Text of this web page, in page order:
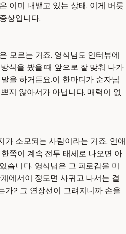
이미 내뱉고 있는 상태. 이게 버릇
상입니다.
모르는 거죠. 영식님도 인터뷰에
식을 봤을 때 앞으로 잘 맞춰 나가
을 하거든요.이 한마디가 순자님
지 않아서가 아닙니다. 매력이 없
가 소모되는 사람이라는 거죠. 연애
쪽이 계속 전투 태세로 나오면 아
습니다. 영식님은 그 피로감을 미
에서이 정도면 사귀고 나서는 결
가? 그 연장선이 그려지니까 손을